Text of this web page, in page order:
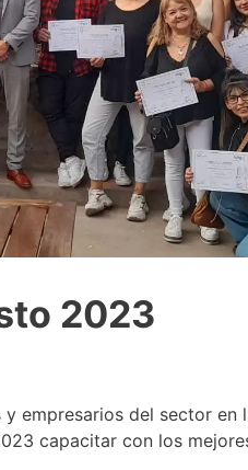
2023
empresarios del sector en
capacitar con los